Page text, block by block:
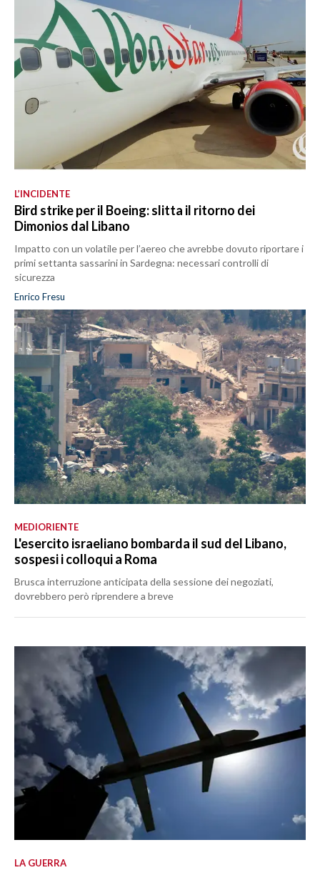
L’INCIDENTE
Bird strike per il Boeing: slitta il ritorno dei
Dimonios dal Libano
Impatto con un volatile per l’aereo che avrebbe dovuto riportare i
primi settanta sassarini in Sardegna: necessari controlli di
sicurezza
Enrico Fresu
MEDIORIENTE
L'esercito israeliano bombarda il sud del Libano,
sospesi i colloqui a Roma
Brusca interruzione anticipata della sessione dei negoziati,
dovrebbero però riprendere a breve
LA GUERRA